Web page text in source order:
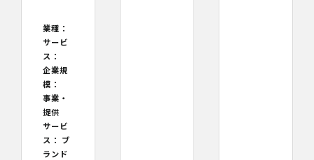
業種：
サービ
ス：
企業規
模：
事業・
提供
サービ
ス： ブ
ランド